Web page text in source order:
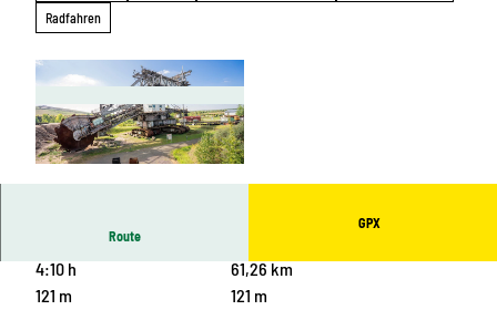
Radfahren
Route
GPX
4:10 h
61,26 km
121 m
121 m